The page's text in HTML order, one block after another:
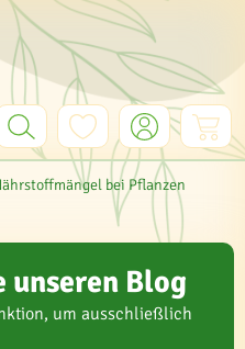
bei Pflanzen
unseren Blog
um ausschließlich